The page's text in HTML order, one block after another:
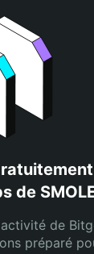
de
de
préparé